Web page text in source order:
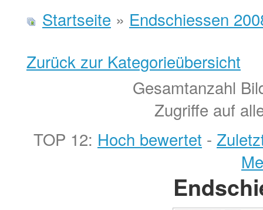
Startseite » Endschiessen
Zurück zur Kategorieübersicht
Gesamtanzahl
Zugriffe auf
TOP 12: Hoch bewertet -